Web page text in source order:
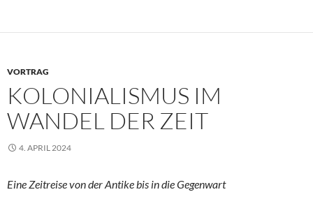
VORTRAG
KOLONIALISMUS IM
WANDEL DER ZEIT
4. APRIL 2024
Eine Zeitreise von der Antike bis in die Gegenwart